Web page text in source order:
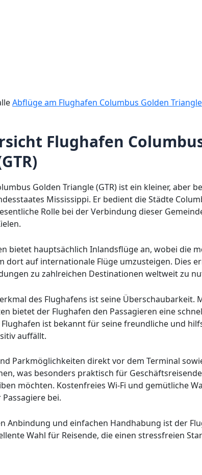
Abflüge am Flughafen Columbus Golden
Flughafen
Golden Triangle (GTR) ist ein kleiner, aber
Mississippi. Er bedient die Städte
Rolle bei der Verbindung dieser
bietet hauptsächlich Inlandsflüge an, wobei die
dort auf internationale Flüge umzusteigen. Dies
zu zahlreichen Destinationen weltweit zu
des Flughafens ist seine Überschaubarkeit.
bietet der Flughafen den Passagieren eine
Flughafen ist bekannt für seine freundliche und
auffällt.
Parkmöglichkeiten direkt vor dem Terminal
was besonders praktisch für
möchten. Kostenfreies Wi-Fi und gemütliche
bei.
Anbindung und einfachen Handhabung ist der
Wahl für Reisende, die einen stressfreien